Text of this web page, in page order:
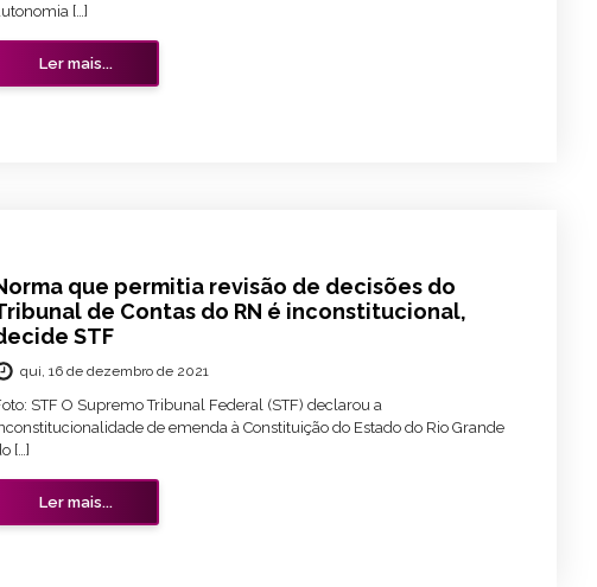
[…]
Ler mais...
que permitia revisão de decisões do
de Contas do RN é inconstitucional,
STF
qui, 16 de dezembro de 2021
STF O Supremo Tribunal Federal (STF) declarou a
de emenda à Constituição do Estado do Rio Grande
[…]
Ler mais...